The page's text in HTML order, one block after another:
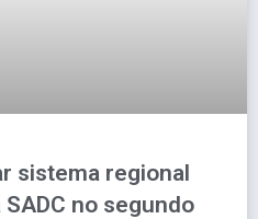
sistema regional
no segundo